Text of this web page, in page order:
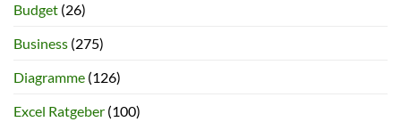
Budget (26)
Business (275)
Diagramme (126)
Excel Ratgeber (100)